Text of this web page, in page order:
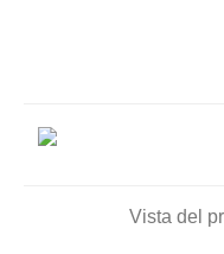
Vista del